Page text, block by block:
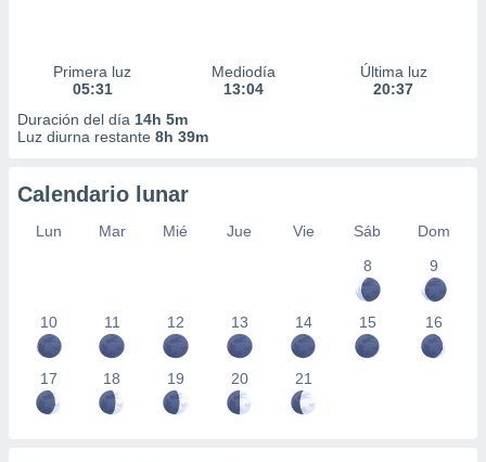
Primera luz
05:31
Mediodía
13:04
Última luz
20:37
Duración del día 14h 5m
Luz diurna restante 8h 39m
Calendario lunar
Lun Mar Mié Jue Vie Sáb
Dom
8
9
10 11 12 13 14 15 16
17 18 19 20 21